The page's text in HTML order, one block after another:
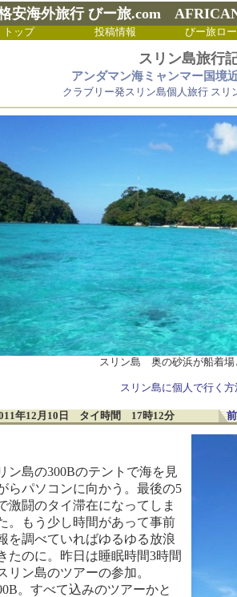
海外旅行 びー旅.com
トップ
投稿情報 びー旅ロ
スリン島旅行
アンダマン海ミャンマー国境
クラブリー発スリン島個人旅行 スリ
スリン島 奥の砂浜が船着場
スリン島に個人で行く方
年12月10日 タイ時間 17時12分
ン島の300Bのテントで海を見
らパソコンに向かう。最後の5
激闘のタイ滞在になってしま
。もう少し時間があって事前
を調べていればゆるゆる放浪
たのに。昨日は睡眠時間3時間
リン島のツアーの参加。
。すべて込みのツアーかと